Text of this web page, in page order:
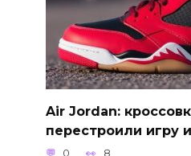
Air Jordan:
перестроили игру
0 8